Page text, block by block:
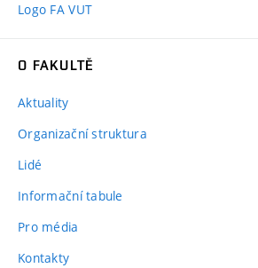
Logo FA VUT
O FAKULTĚ
Aktuality
Organizační struktura
Lidé
Informační tabule
Pro média
Kontakty